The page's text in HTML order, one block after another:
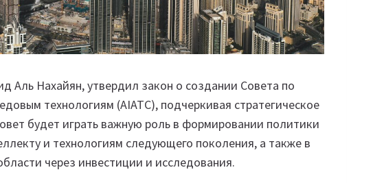
Аль Нахайян, утвердил закон о создании Совета по
технологиям (AIATC), подчеркивая стратегическое
будет играть важную роль в формировании политики
и технологиям следующего поколения, а также в
через инвестиции и исследования.